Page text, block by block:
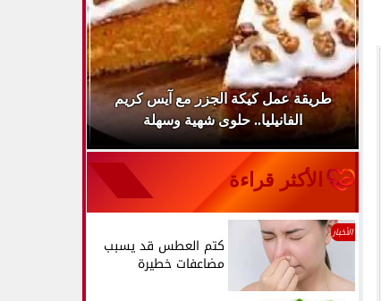
طريقة عمل كيكة الجزر مع آيس كريم
الفانيليا.. حلوى شهية وسهلة
الأكثر قراءة
الأخبار
كتم العطس قد يسبب
مضاعفات خطيرة